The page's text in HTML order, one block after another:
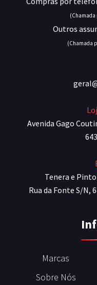
(Chamada
Outros
(Chamada
Avenida Gago
Tenera e Pinto
Rua da Fonte S/N,
Marcas
Sobre Nós